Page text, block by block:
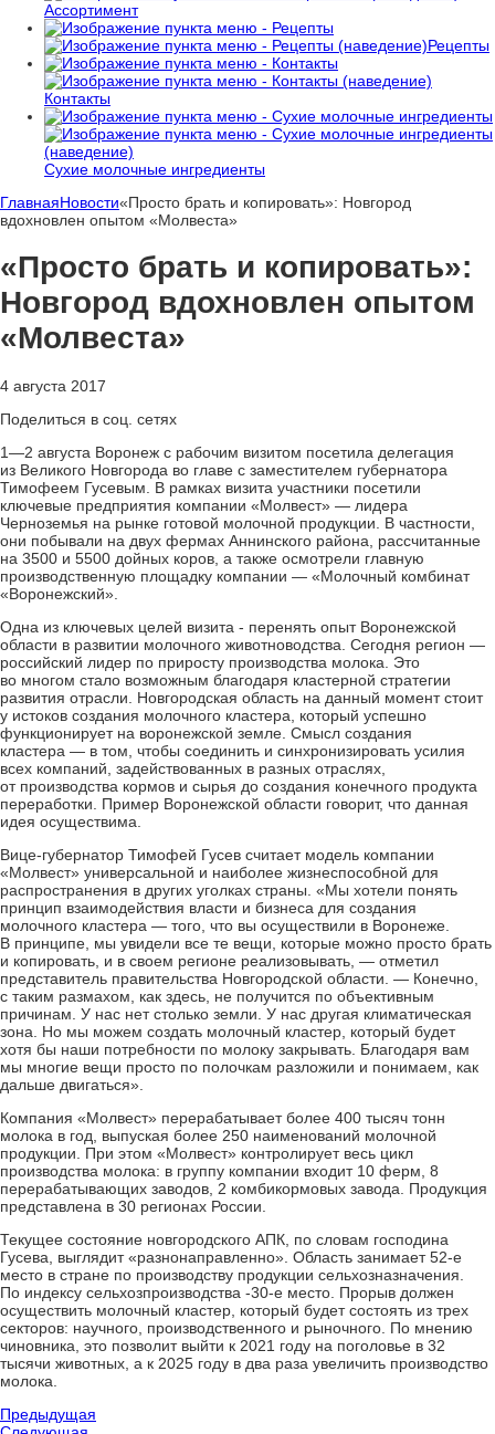
Ассортимент
Рецепты
Контакты
Сухие молочные ингредиенты
ГлавнаяНовости«Просто брать и копировать»: Новгород
вдохновлен опытом «Молвеста»
«Просто брать и копировать»:
Новгород вдохновлен опытом
«Молвеста»
4 августа 2017
Поделиться в соц. сетях
1—2 августа Воронеж с рабочим визитом посетила делегация
из Великого Новгорода во главе с заместителем губернатора
Тимофеем Гусевым. В рамках визита участники посетили
ключевые предприятия компании «Молвест» — лидера
Черноземья на рынке готовой молочной продукции. В частности,
они побывали на двух фермах Аннинского района, рассчитанные
на 3500 и 5500 дойных коров, а также осмотрели главную
производственную площадку компании — «Молочный комбинат
«Воронежский».
Одна из ключевых целей визита ­- перенять опыт Воронежской
области в развитии молочного животноводства. Сегодня регион —
российский лидер по приросту производства молока. Это
во многом стало возможным благодаря кластерной стратегии
развития отрасли. Новгородская область на данный момент стоит
у истоков создания молочного кластера, который успешно
функционирует на воронежской земле. Смысл создания
кластера — в том, чтобы соединить и синхронизировать усилия
всех компаний, задействованных в разных отраслях,
от производства кормов и сырья до создания конечного продукта
переработки. Пример Воронежской области говорит, что данная
идея осуществима.
Вице-губернатор Тимофей Гусев считает модель компании
«Молвест» универсальной и наиболее жизнеспособной для
распространения в других уголках страны. «Мы хотели понять
принцип взаимодействия власти и бизнеса для создания
молочного кластера — того, что вы осуществили в Воронеже.
В принципе, мы увидели все те вещи, которые можно просто брать
и копировать, и в своем регионе реализовывать, — отметил
представитель правительства Новгородской области. — Конечно,
с таким размахом, как здесь, не получится по объективным
причинам. У нас нет столько земли. У нас другая климатическая
зона. Но мы можем создать молочный кластер, который будет
хотя бы наши потребности по молоку закрывать. Благодаря вам
мы многие вещи просто по полочкам разложили и понимаем, как
дальше двигаться».
Компания «Молвест» перерабатывает более 400 тысяч тонн
молока в год, выпуская более 250 наименований молочной
продукции. При этом «Молвест» контролирует весь цикл
производства молока: в группу компании входит 10 ферм, 8
перерабатывающих заводов, 2 комбикормовых завода. Продукция
представлена в 30 регионах России.
Текущее состояние новгородского АПК, по словам господина
Гусева, выглядит «разнонаправленно». Область занимает 52-е
место в стране по производству продукции сельхозназначения.
По индексу сельхозпроизводства -30-е место. Прорыв должен
осуществить молочный кластер, который будет состоять из трех
секторов: научного, производственного и рыночного. По мнению
чиновника, это позволит выйти к 2021 году на поголовье в 32
тысячи животных, а к 2025 году в два раза увеличить производство
молока.
Предыдущая